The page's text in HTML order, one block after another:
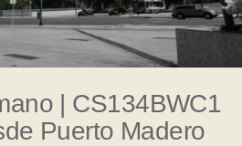
| CS134BWC1
Puerto Madero